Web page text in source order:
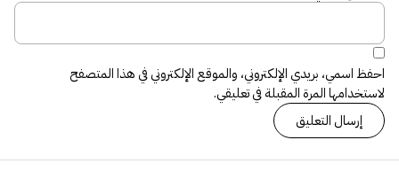
احفظ اسمي، بريدي الإلكتروني، والموقع الإلكتروني في هذا المتصفح
لاستخدامها المرة المقبلة في تعليقي.